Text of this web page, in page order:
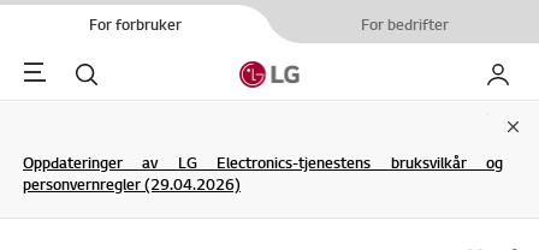
For forbruker For bedrifter
Menu Søk My LG
Oppdateringer av LG Electronics-tjenestens bruksvilkår og
personvernregler (29.04.2026)